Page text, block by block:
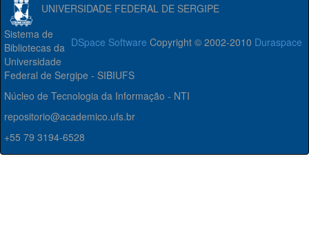
UNIVERSIDADE FEDERAL DE SERGIPE
DSpace Software Copyright © 2002-2010 Duraspace
Sistema de
Bibliotecas da
Universidade
Federal de Sergipe - SIBIUFS
Núcleo de Tecnologia da Informação - NTI
repositorio@academico.ufs.br
+55 79 3194-6528